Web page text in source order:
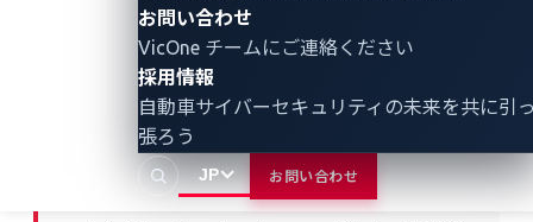
お問い合わせ
VicOne チームにご連絡ください
採用情報
自動車サイバーセキュリティの未来を共に引
張ろう
JP お問い合わせ
まずKali Linux上でCANインターフェースを確立しまし
# 標準の500kbpsビットレートでCANインターフ
ェースを設定